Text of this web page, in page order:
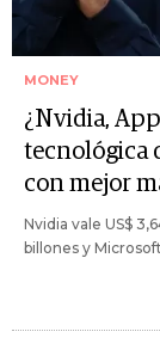
MONEY
¿Nvidia,
tecnológica
con mejor
Nvidia vale US$
billones y